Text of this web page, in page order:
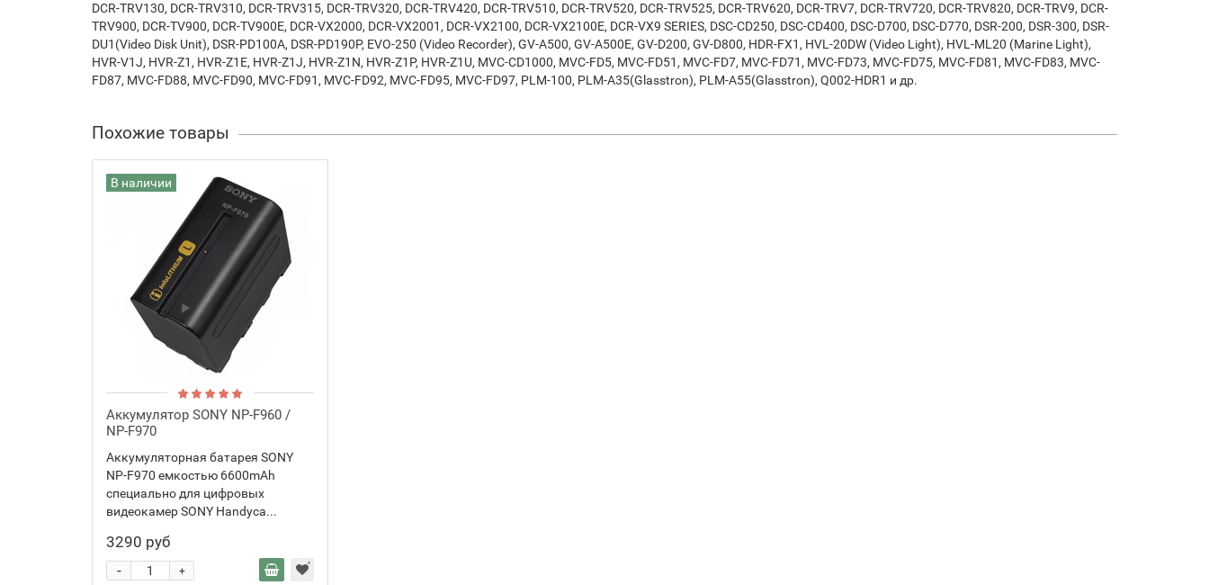
DCR-TRV130, DCR-TRV310, DCR-TRV315, DCR-TRV320, DCR-TRV420, DCR-TRV510, DCR-TRV520, DCR-TRV525, DCR-TRV620, DCR-TRV7, DCR-TRV720, DCR-TRV820, DCR-TRV9, DCR-
TRV900, DCR-TV900, DCR-TV900E, DCR-VX2000, DCR-VX2001, DCR-VX2100, DCR-VX2100E, DCR-VX9 SERIES, DSC-CD250, DSC-CD400, DSC-D700, DSC-D770, DSR-200, DSR-300, DSR-
DU1(Video Disk Unit), DSR-PD100A, DSR-PD190P, EVO-250 (Video Recorder), GV-A500, GV-A500E, GV-D200, GV-D800, HDR-FX1, HVL-20DW (Video Light), HVL-ML20 (Marine Light),
HVR-V1J, HVR-Z1, HVR-Z1E, HVR-Z1J, HVR-Z1N, HVR-Z1P, HVR-Z1U, MVC-CD1000, MVC-FD5, MVC-FD51, MVC-FD7, MVC-FD71, MVC-FD73, MVC-FD75, MVC-FD81, MVC-FD83, MVC-
FD87, MVC-FD88, MVC-FD90, MVC-FD91, MVC-FD92, MVC-FD95, MVC-FD97, PLM-100, PLM-A35(Glasstron), PLM-A55(Glasstron), Q002-HDR1 и др.
Похожие товары
В наличии
Аккумулятор SONY NP-F960 /
NP-F970
Аккумуляторная батарея SONY
NP-F970 емкостью 6600mAh
специально для цифровых
видеокамер SONY Handyca...
3290 руб
+
-